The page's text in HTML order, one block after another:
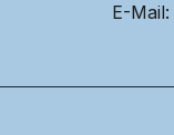
E-Mail: